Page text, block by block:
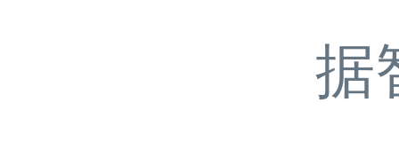
据